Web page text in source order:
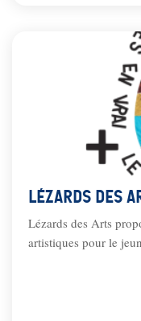
Lézards des
Lézards des Arts
artistiques pour le